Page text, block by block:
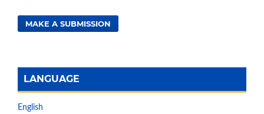
MAKE A SUBMISSION
LANGUAGE
English